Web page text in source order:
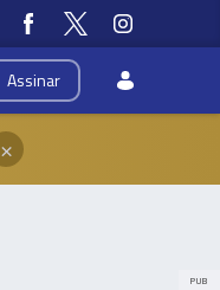
Assinar
×
PUB